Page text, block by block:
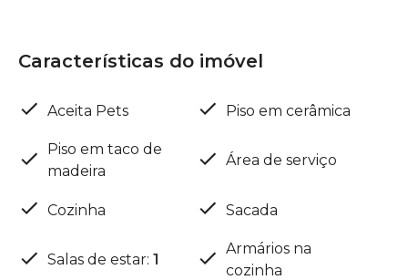
Características do imóvel
Aceita Pets Piso em cerâmica
Piso em taco de
madeira
Área de serviço
Cozinha Sacada
Salas de estar: 1
Armários na
cozinha